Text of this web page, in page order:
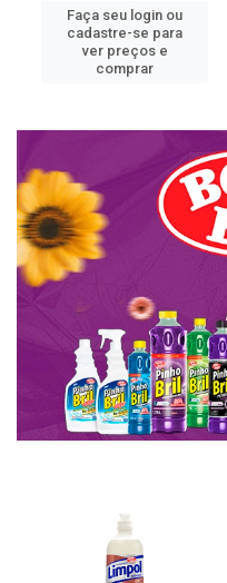
Faça seu login ou
cadastre-se para
ver preços e
comprar